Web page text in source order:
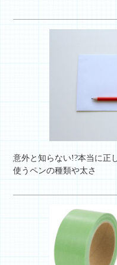
意外と知らない!?本当に正
使うペンの種類や太さ